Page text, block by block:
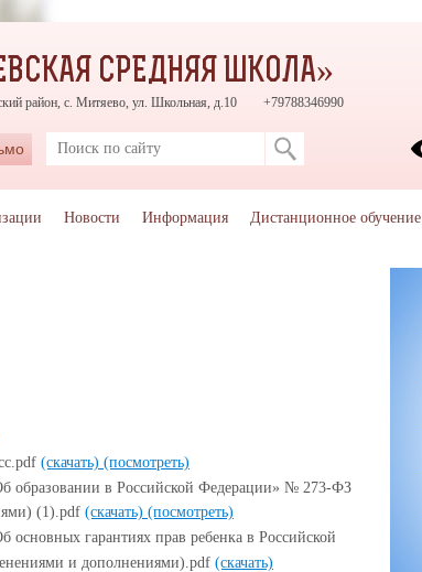
(скачать) (посмотреть)
образовании в Российской Федерации» № 273-ФЗ
(1).pdf (скачать) (посмотреть)
гарантиях прав ребенка в Российской
и дополнениями).pdf (скачать)
СРЕДНЯЯ ШКОЛА»
район, с. Митяево, ул. Школьная, д.10 +79788346990
Новости Информация Дистанционное обучение